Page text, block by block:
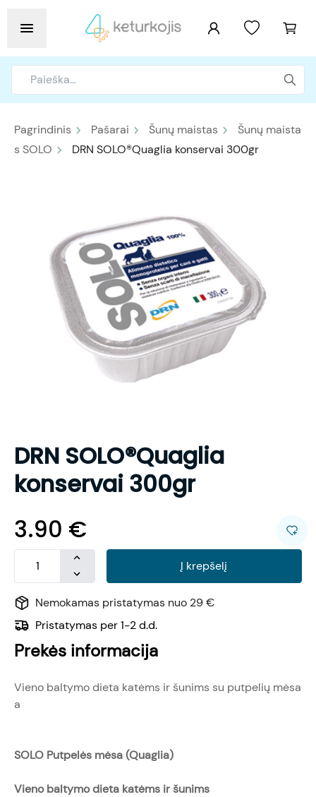
Pagrindinis Pašarai Šunų maistas
Šunų maista
s SOLO
DRN SOLO®Quaglia konservai 300gr
DRN SOLO®Quaglia
konservai 300gr
3.90 €
Į krepšelį
Nemokamas pristatymas nuo 29 €
Pristatymas per 1-2 d.d.
Prekės informacija
Vieno baltymo dieta katėms ir šunims su putpelių mėsa
a
SOLO Putpelės mėsa (Quaglia)
Vieno baltymo dieta katėms ir šunims